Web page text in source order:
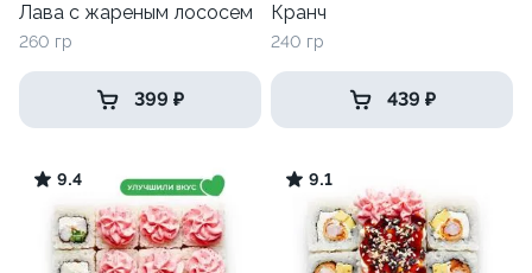
Лава с жареным лососем
260 гр
399 ₽
Кранч
240 гр
439 ₽
9.4 9.1